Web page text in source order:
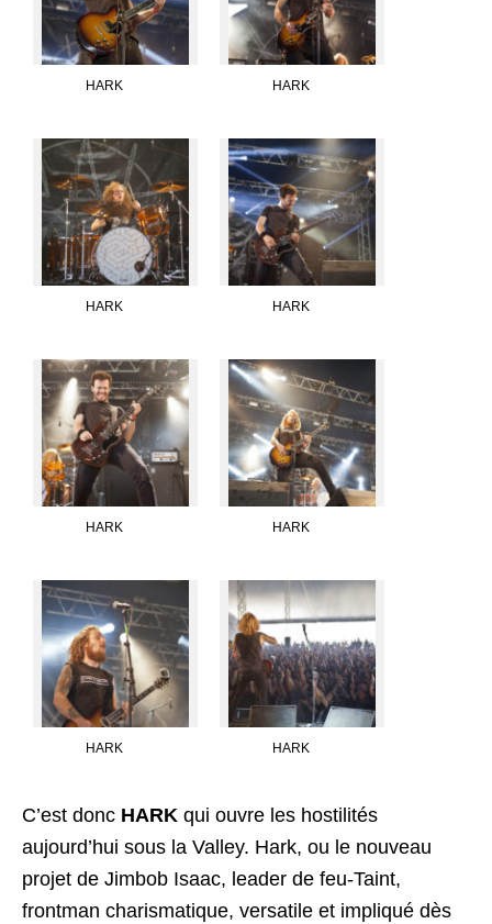
HARK HARK
HARK HARK
HARK HARK
HARK HARK
C’est donc HARK qui ouvre les hostilités
aujourd’hui sous la Valley. Hark, ou le nouveau
projet de Jimbob Isaac, leader de feu-Taint,
frontman charismatique, versatile et impliqué dès